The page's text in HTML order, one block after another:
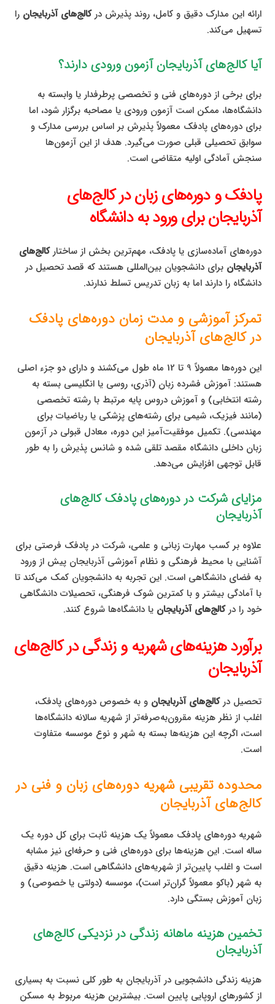
ارائه این مدارک دقیق و کامل، روند پذیرش درکالج‌های آذربایجان را
تسهیل می‌کند.
آیا کالج‌های آذربایجان آزمون ورودی دارند؟
برای برخی از دوره‌های فنی و تخصصی پرطرفدار یا وابسته به
دانشگاه‌ها، ممکن است آزمون ورودی یا مصاحبه برگزار شود، اما
برای دوره‌های پادفک معمولاً پذیرش بر اساس بررسی مدارک و
سوابق تحصیلی قبلی صورت می‌گیرد. هدف از این آزمون‌ها
سنجش آمادگی اولیه متقاضی است.
پادفک و دوره‌های زبان در کالج‌های
آذربایجان برای ورود به دانشگاه
دوره‌های آماده‌سازی یا پادفک، مهم‌ترین بخش از ساختارکالج‌های
آذربایجان برای دانشجویان بین‌المللی هستند که قصد تحصیل در
دانشگاه را دارند اما به زبان تدریس تسلط ندارند.
تمرکز آموزشی و مدت زمان دوره‌های پادفک
در کالج‌های آذربایجان
این دوره‌ها معمولاً 9 تا 12 ماه طول می‌کشند و دارای دو جزء اصلی
هستند: آموزش فشرده زبان (آذری، روسی یا انگلیسی بسته به
رشته انتخابی) و آموزش دروس پایه مرتبط با رشته تخصصی
(مانند فیزیک، شیمی برای رشته‌های پزشکی یا ریاضیات برای
مهندسی). تکمیل موفقیت‌آمیز این دوره، معادل قبولی در آزمون
زبان داخلی دانشگاه مقصد تلقی شده و شانس پذیرش را به طور
قابل توجهی افزایش می‌دهد.
مزایای شرکت در دوره‌های پادفک کالج‌های
آذربایجان
علاوه بر کسب مهارت زبانی و علمی، شرکت در پادفک فرصتی برای
آشنایی با محیط فرهنگی و نظام آموزشی آذربایجان پیش از ورود
به فضای دانشگاهی است. این تجربه به دانشجویان کمک می‌کند تا
با آمادگی بیشتر و با کمترین شوک فرهنگی، تحصیلات دانشگاهی
خود را درکالج‌های آذربایجان یا دانشگاه‌ها شروع کنند.
برآورد هزینه‌های شهریه و زندگی در کالج‌های
آذربایجان
تحصیل درکالج‌های آذربایجان و به خصوص دوره‌های پادفک،
اغلب از نظر هزینه مقرون‌به‌صرفه‌تر از شهریه سالانه دانشگاه‌ها
است، اگرچه این هزینه‌ها بسته به شهر و نوع موسسه متفاوت
است.
محدوده تقریبی شهریه دوره‌های زبان و فنی در
کالج‌های آذربایجان
شهریه دوره‌های پادفک معمولاً یک هزینه ثابت برای کل دوره یک
ساله است. این هزینه‌ها برای دوره‌های فنی و حرفه‌ای نیز مشابه
است و اغلب پایین‌تر از شهریه‌های دانشگاهی است. هزینه دقیق
به شهر (باکو معمولاً گران‌تر است)، موسسه (دولتی یا خصوصی) و
زبان آموزش بستگی دارد.
تخمین هزینه ماهانه زندگی در نزدیکی کالج‌های
آذربایجان
هزینه زندگی دانشجویی در آذربایجان به طور کلی نسبت به بسیاری
از کشورهای اروپایی پایین است. بیشترین هزینه مربوط به مسکن